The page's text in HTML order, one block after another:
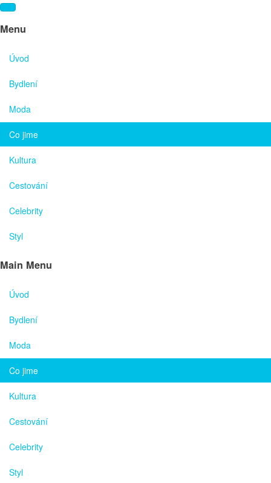
Menu
Úvod
Bydlení
Moda
Co jime
Kultura
Cestování
Celebrity
Styl
Main Menu
Úvod
Bydlení
Moda
Co jime
Kultura
Cestování
Celebrity
Styl